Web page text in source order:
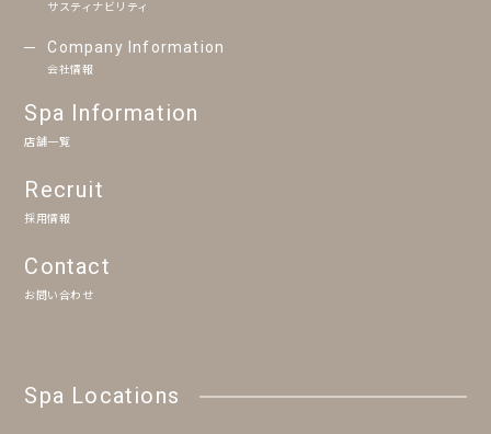
サスティナビリティ
Company Information
会社情報
Spa Information
店舗一覧
Recruit
採用情報
Contact
お問い合わせ
Spa Locations